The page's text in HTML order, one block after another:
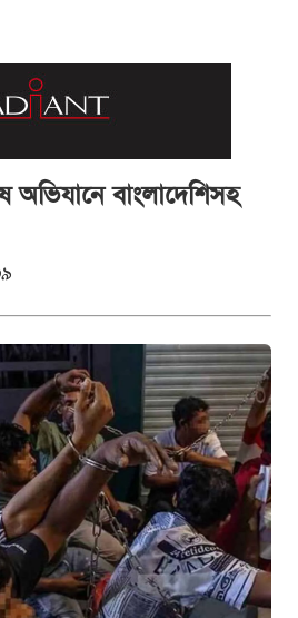
অভিযানে বাংলাদেশিসহ